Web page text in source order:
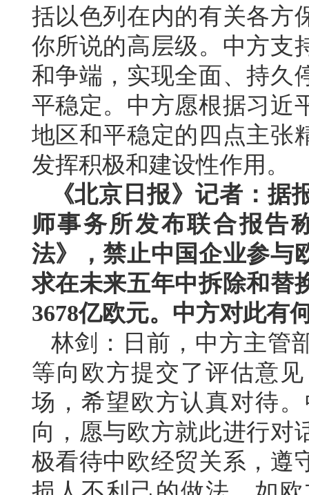
括以色列在内的有关各方
你所说的高层级。中方支
和争端，实现全面、持久
平稳定。中方愿根据习近
地区和平稳定的四点主张
发挥积极和建设性作用。
《北京日报》记者：
师事务所发布联合报告
法》，禁止中国企业参与
求在未来五年中拆除和替
3678亿欧元。中方对此有
林剑：日前，中方主管
等向欧方提交了评估意
场，希望欧方认真对待
向，愿与欧方就此进行对
极看待中欧经贸关系，遵